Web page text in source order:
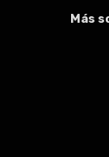
Más